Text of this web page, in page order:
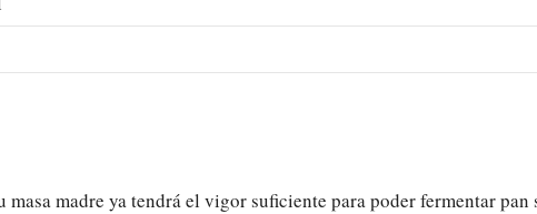
madre ya tendrá el vigor suficiente para poder fermentar pan